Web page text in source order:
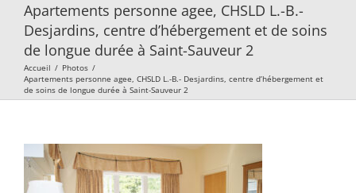
Apartements personne agee, CHSLD L.-B.-
Desjardins, centre d’hébergement et de soins
de longue durée à Saint-Sauveur 2
Accueil / Photos /
Apartements personne agee, CHSLD L.-B.- Desjardins, centre d’hébergement et
de soins de longue durée à Saint-Sauveur 2